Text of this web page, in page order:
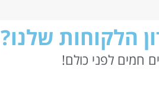
הלקוחות שלנו?
חמים לפני כולם!